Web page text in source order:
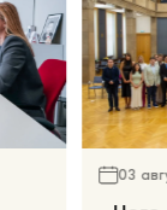
03